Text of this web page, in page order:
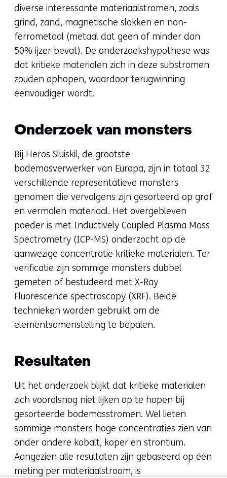
diverse interessante materiaalstromen, zoals
grind, zand, magnetische slakken en non-
ferrometaal (metaal dat geen of minder dan
50% ijzer bevat). De onderzoekshypothese was
dat kritieke materialen zich in deze substromen
zouden ophopen, waardoor terugwinning
eenvoudiger wordt.
Onderzoek van monsters
Bij Heros Sluiskil, de grootste
bodemasverwerker van Europa, zijn in totaal 32
verschillende representatieve monsters
genomen die vervolgens zijn gesorteerd op grof
en vermalen materiaal. Het overgebleven
poeder is met Inductively Coupled Plasma Mass
Spectrometry (ICP-MS) onderzocht op de
aanwezige concentratie kritieke materialen. Ter
verificatie zijn sommige monsters dubbel
gemeten of bestudeerd met X-Ray
Fluorescence spectroscopy (XRF). Beide
technieken worden gebruikt om de
elementsamenstelling te bepalen.
Resultaten
Uit het onderzoek blijkt dat kritieke materialen
zich vooralsnog niet lijken op te hopen bij
gesorteerde bodemasstromen. Wel lieten
sommige monsters hoge concentraties zien van
onder andere kobalt, koper en strontium.
Aangezien alle resultaten zijn gebaseerd op één
meting per materiaalstroom, is